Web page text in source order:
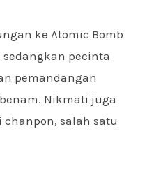
ke Atomic Bomb
pecinta
pemandangan
Nikmati juga
salah satu